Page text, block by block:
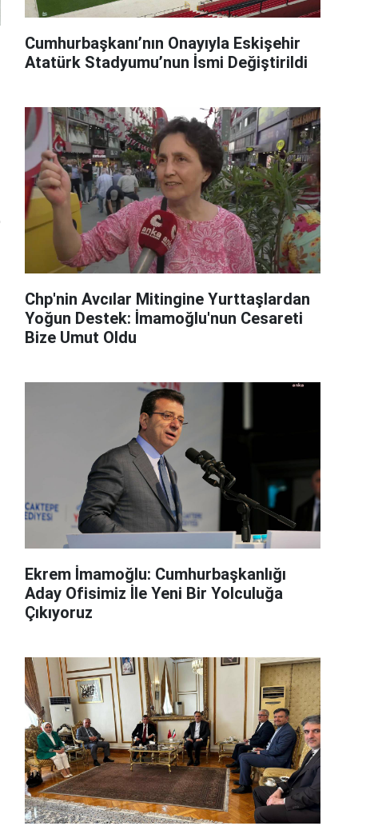
Cumhurbaşkanı’nın Onayıyla Eskişehir
Atatürk Stadyumu’nun İsmi Değiştirildi
Chp'nin Avcılar Mitingine Yurttaşlardan
Yoğun Destek: İmamoğlu'nun Cesareti
Bize Umut Oldu
Ekrem İmamoğlu: Cumhurbaşkanlığı
Aday Ofisimiz İle Yeni Bir Yolculuğa
Çıkıyoruz